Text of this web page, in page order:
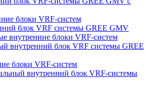
блоки VRF-систем
блок VRF системы GREE GMV
внутренние блоки VRF-систем
внутренний блок VRF системы GREE
блоки VRF-систем
внутренний блок VRF-системы